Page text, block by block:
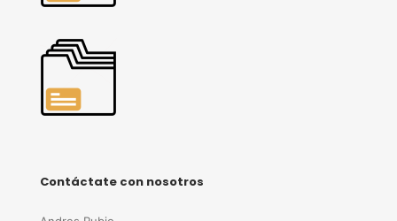
Contáctate con nosotros